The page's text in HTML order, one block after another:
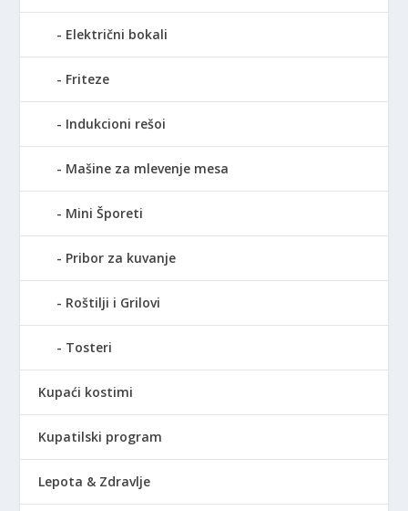
Električni bokali
Friteze
Indukcioni rešoi
Mašine za mlevenje mesa
Mini Šporeti
Pribor za kuvanje
Roštilji i Grilovi
Tosteri
Kupaći kostimi
Kupatilski program
Lepota & Zdravlje